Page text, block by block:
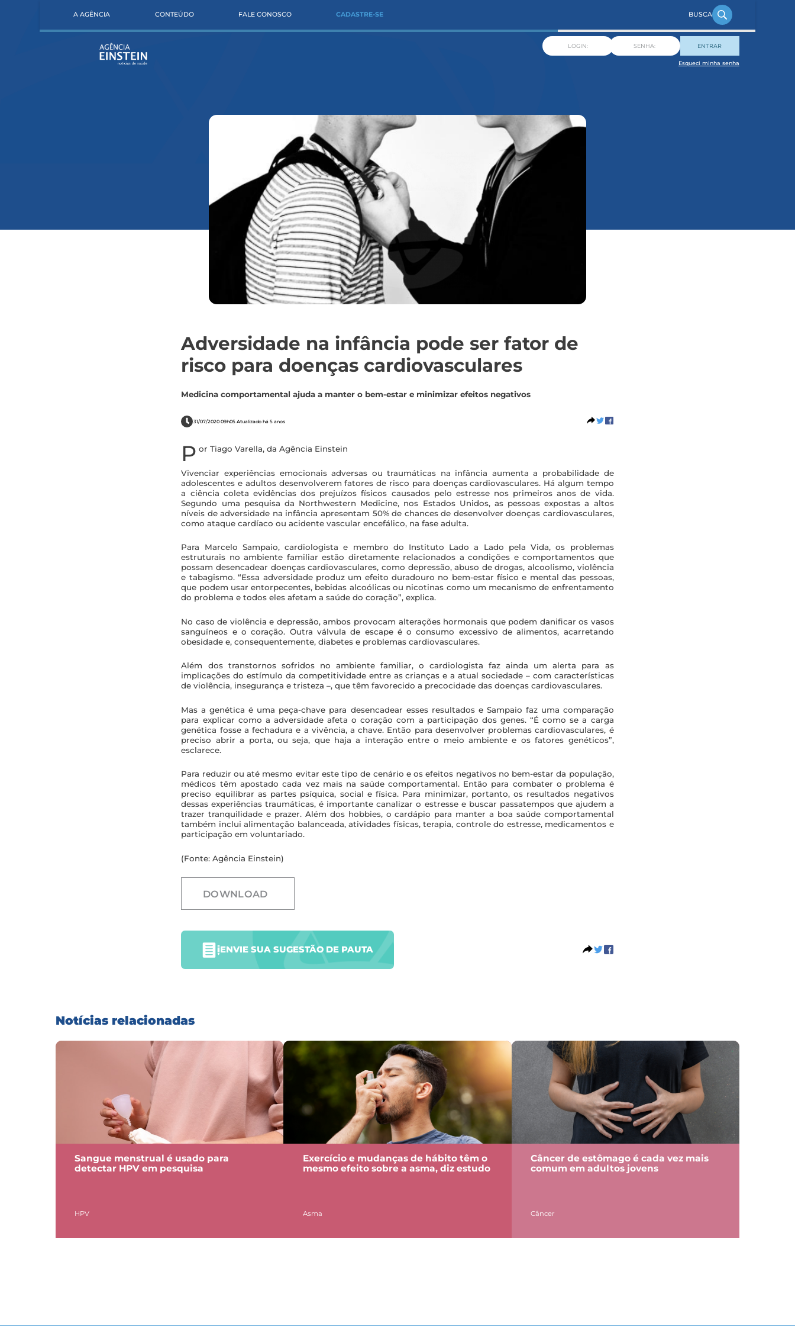
A AGÊNCIA CONTEÚDO FALE CONOSCO CADASTRE-SE
ENTRAR
Esqueci minha senha
Adversidade na infância pode ser fator de
risco para doenças cardiovasculares
Medicina comportamental ajuda a manter o bem-estar e minimizar efeitos negativos
31/07/2020 09h05 Atualizado há 5 anos
P or Tiago Varella, da Agência Einstein
Vivenciar experiências emocionais adversas ou traumáticas na infância aumenta a probabilidade de
adolescentes e adultos desenvolverem fatores de risco para doenças cardiovasculares. Há algum tempo
a ciência coleta evidências dos prejuízos físicos causados pelo estresse nos primeiros anos de vida.
Segundo uma pesquisa da Northwestern Medicine, nos Estados Unidos, as pessoas expostas a altos
níveis de adversidade na infância apresentam 50% de chances de desenvolver doenças cardiovasculares,
como ataque cardíaco ou acidente vascular encefálico, na fase adulta.
Para Marcelo Sampaio, cardiologista e membro do Instituto Lado a Lado pela Vida, os problemas
estruturais no ambiente familiar estão diretamente relacionados a condições e comportamentos que
possam desencadear doenças cardiovasculares, como depressão, abuso de drogas, alcoolismo, violência
e tabagismo. “Essa adversidade produz um efeito duradouro no bem-estar físico e mental das pessoas,
que podem usar entorpecentes, bebidas alcoólicas ou nicotinas como um mecanismo de enfrentamento
do problema e todos eles afetam a saúde do coração”, explica.
No caso de violência e depressão, ambos provocam alterações hormonais que podem danificar os vasos
sanguíneos e o coração. Outra válvula de escape é o consumo excessivo de alimentos, acarretando
obesidade e, consequentemente, diabetes e problemas cardiovasculares.
Além dos transtornos sofridos no ambiente familiar, o cardiologista faz ainda um alerta para as
implicações do estímulo da competitividade entre as crianças e a atual sociedade – com características
de violência, insegurança e tristeza –, que têm favorecido a precocidade das doenças cardiovasculares.
Mas a genética é uma peça-chave para desencadear esses resultados e Sampaio faz uma comparação
para explicar como a adversidade afeta o coração com a participação dos genes. “É como se a carga
genética fosse a fechadura e a vivência, a chave. Então para desenvolver problemas cardiovasculares, é
preciso abrir a porta, ou seja, que haja a interação entre o meio ambiente e os fatores genéticos”,
esclarece.
Para reduzir ou até mesmo evitar este tipo de cenário e os efeitos negativos no bem-estar da população,
médicos têm apostado cada vez mais na saúde comportamental. Então para combater o problema é
preciso equilibrar as partes psíquica, social e física. Para minimizar, portanto, os resultados negativos
dessas experiências traumáticas, é importante canalizar o estresse e buscar passatempos que ajudem a
trazer tranquilidade e prazer. Além dos hobbies, o cardápio para manter a boa saúde comportamental
também inclui alimentação balanceada, atividades físicas, terapia, controle do estresse, medicamentos e
participação em voluntariado.
(Fonte: Agência Einstein)
DOWNLOAD
ENVIE SUA SUGESTÃO DE PAUTA
Notícias relacionadas
Sangue menstrual é usado para
detectar HPV em pesquisa
HPV
Exercício e mudanças de hábito têm o
mesmo efeito sobre a asma, diz estudo
Asma
Câncer de estômago é cada vez mais
comum em adultos jovens
Câncer